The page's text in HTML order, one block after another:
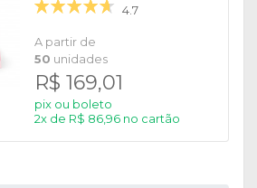
4.7
A partir de
50 unidades
R$ 169,01
pix ou boleto
2x de R$ 86,96 no cartão